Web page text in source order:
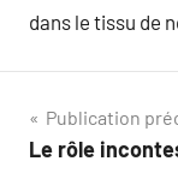
dans le tissu de
de
Publication
Le rôle